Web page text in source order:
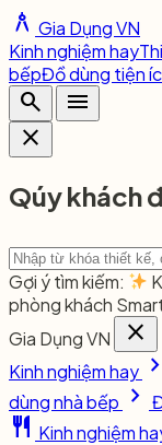
architecture Gia Dụng VN
Kinh nghiệm hay
bếpĐồ dùng tiện
search
menu
close
Qúy khách
Gợi ý tìm kiếm:
phòng khách
Gia Dụng VN
close
Kinh nghiệm hay chevron_right
dùng nhà bếp chevron_right
restaurant Kinh nghiệm